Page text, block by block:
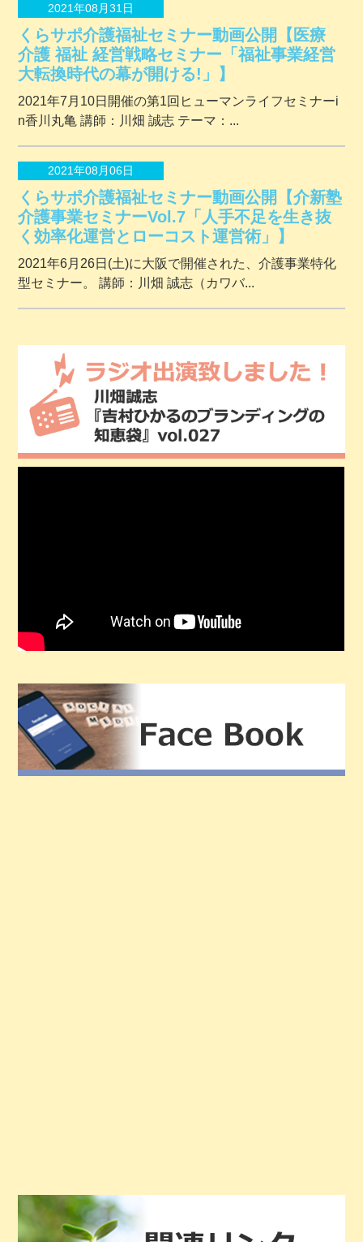
2021年08月31日
くらサポ介護福祉セミナー動画公開【医療
介護 福祉 経営戦略セミナー「福祉事業経営
大転換時代の幕が開ける!」】
2021年7月10日開催の第1回ヒューマンライフセミナーi
n香川丸亀 講師：川畑 誠志 テーマ：...
2021年08月06日
くらサポ介護福祉セミナー動画公開【介新塾
介護事業セミナーVol.7「人手不足を生き抜
く効率化運営とローコスト運営術」】
2021年6月26日(土)に大阪で開催された、介護事業特化
型セミナー。 講師：川畑 誠志（カワバ...